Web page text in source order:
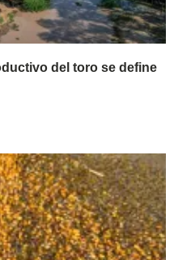
del toro se define